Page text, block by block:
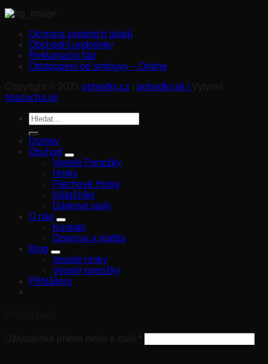
Ochrana osobních údajů
Obchodní podmínky
Reklamační řád
Odstoupení od smlouvy – Online
Copyright © 2021 pohodky.cz pohodky.sk | Vytvoril
shazucha.sk
Hledat:
Domov
Obchod
Veselé Ponožky
Hrnky
Plechové Hrnky
Nákrčníky
Dárkové sady
O nás
Kontakt
Doprava a platba
Blog
Veselé hrnky
Veselé ponožky
Přihlášení
Uživatelské jméno nebo e-mail